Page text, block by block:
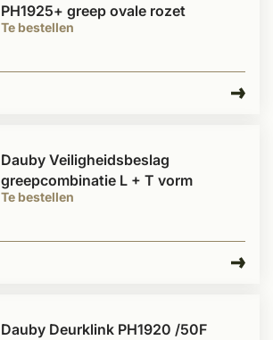
Te bestellen
PH1925+ greep ovale rozet
Te bestellen
Dauby Veiligheidsbeslag
greepcombinatie L + T vorm
Dauby Deurklink PH1920 /50F